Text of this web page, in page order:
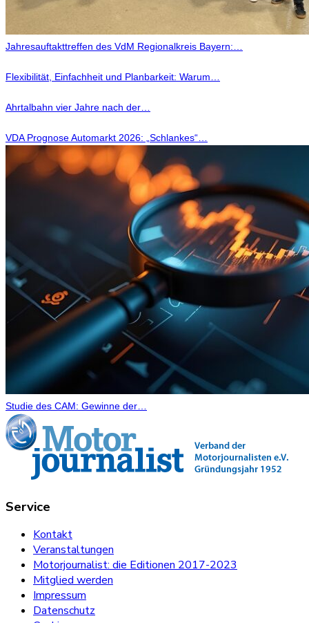
Jahresauftakttreffen des VdM Regionalkreis Bayern:…
Flexibilität, Einfachheit und Planbarkeit: Warum…
Ahrtalbahn vier Jahre nach der…
VDA Prognose Automarkt 2026: „Schlankes“…
Studie des CAM: Gewinne der…
Service
Kontakt
Veranstaltungen
Motorjournalist: die Editionen 2017-2023
Mitglied werden
Impressum
Datenschutz